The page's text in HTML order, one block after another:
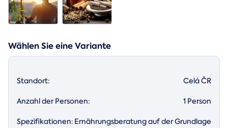
Wählen Sie eine Variante
Standort: Celá ČR
Anzahl der Personen: 1 Person
Spezifikationen: Ernährungsberatung auf der Grundlage